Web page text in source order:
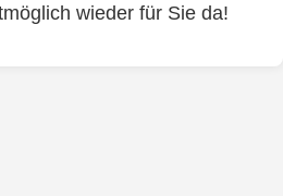
wieder für Sie da!